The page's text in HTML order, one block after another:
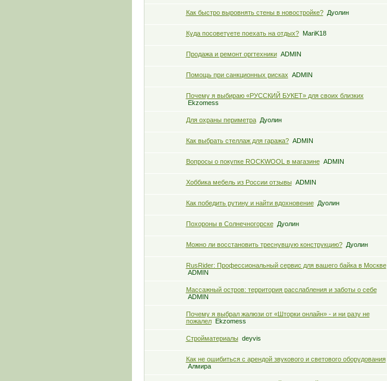
Как быстро выровнять стены в новостройке? Дуолин
Куда посоветуете поехать на отдых? MariK18
Продажа и ремонт оргтехники ADMIN
Помощь при санкционных рисках ADMIN
Почему я выбираю «РУССКИЙ БУКЕТ» для своих близких
Ekzomess
Для охраны периметра Дуолин
Как выбрать стеллаж для гаража? ADMIN
Вопросы о покупке ROCKWOOL в магазине ADMIN
Хоббика мебель из России отзывы ADMIN
Как победить рутину и найти вдохновение Дуолин
Похороны в Солнечногорске Дуолин
Можно ли восстановить треснувшую конструкцию? Дуолин
RusRider: Профессиональный сервис для вашего байка в Москве
ADMIN
Массажный остров: территория расслабления и заботы о себе
ADMIN
Почему я выбрал жалюзи от «Шторки онлайн» - и ни разу не
пожалел
Ekzomess
Стройматериалы deyvis
Как не ошибиться с арендой звукового и светового оборудования
Алмира